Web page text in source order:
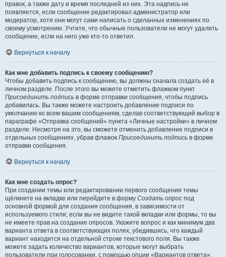
правок, а также дату и время последней из них. Эта надпись не
появляется, если сообщение редактировал администратор или
модератор, хотя они могут сами написать о сделанных изменениях по
своему усмотрению. Учтите, что обычные пользователи не могут удалить
сообщение, если на него уже кто-то ответил.
Вернуться к началу
Как мне добавить подпись к своему сообщению?
Чтобы добавить подпись к сообщению, вы должны сначала создать её в
личном разделе. После этого вы можете отметить флажком пункт
Присоединить подпись в форме отправки сообщения, чтобы подпись
добавилась. Вы также можете настроить добавление подписи по
умолчанию ко всем вашим сообщениям, сделав соответствующий выбор в
параграфе «Отправка сообщений» пункта «Личные настройки» в личном
разделе. Несмотря на это, вы сможете отменить добавление подписи в
отдельных сообщениях, убрав флажок Присоединить подпись в форме
отправки сообщения.
Вернуться к началу
Как мне создать опрос?
При создании темы или редактировании первого сообщения темы
щёлкните на вкладке или перейдите в форму Создать опрос под
основной формой для создания сообщения, в зависимости от
используемого стиля; если вы не видите такой вкладки или формы, то вы
не имеете прав на создание опросов. Укажите вопрос и как минимум два
варианта ответа в соответствующих полях, убедившись, что каждый
вариант находится на отдельной строке текстового поля. Вы также
можете задать количество вариантов, которые могут выбрать
пользователи при голосовании, с помощью опции «Вариантов ответа»,